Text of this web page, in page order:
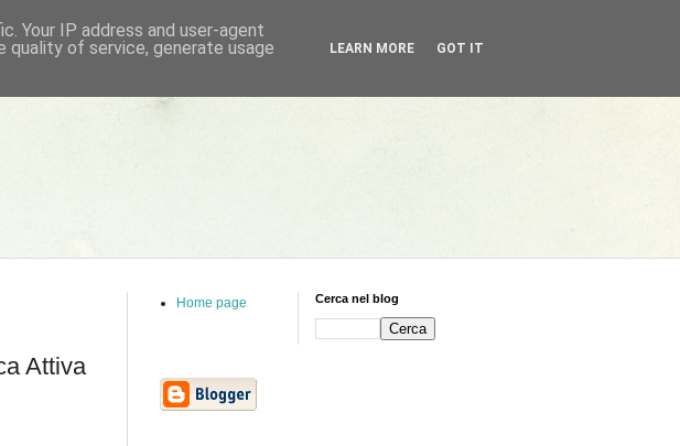
Attiva
Home page Cerca nel blog
Your IP address and user-agent
quality of service, generate usage
LEARN MORE GOT IT